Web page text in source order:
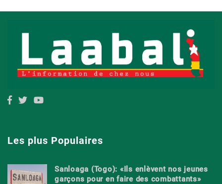
Les plus Populaires
Sanloaga (Togo): «Ils enlèvent nos jeunes
garçons pour en faire des combattants»